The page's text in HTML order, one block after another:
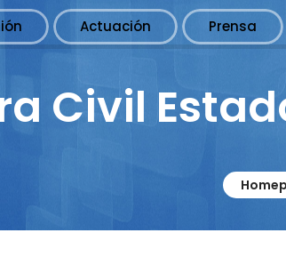
Actuación Prensa
Civil